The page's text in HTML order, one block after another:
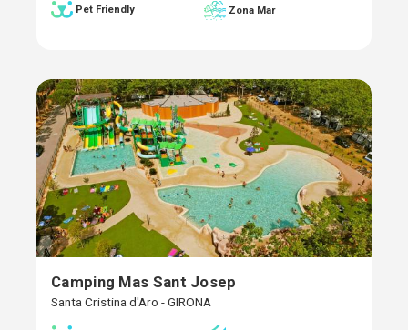
Pet Friendly Zona Mar
Camping Mas Sant Josep
Santa Cristina d'Aro - GIRONA